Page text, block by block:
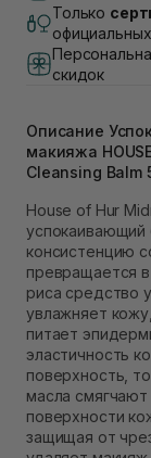
1В (Duck's
Нет в
В
В наличии
Самовывоз
Экватор)
В
Только
скидок
Описание
макияжа
Cleansing Balm
House of Hur
успокаивающий
консистенцию
превращается
риса средство
увлажняет
питает
эластичность
поверхность,
масла
поверхности
защищая от